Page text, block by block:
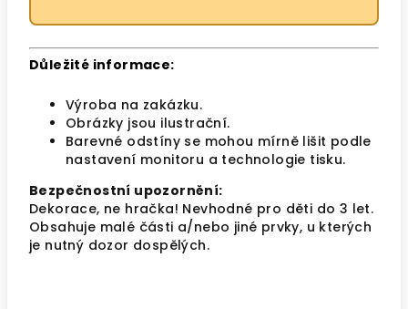
Důležité informace:
Výroba na zakázku.
Obrázky jsou ilustrační.
Barevné odstíny se mohou mírně lišit podle
nastavení monitoru a technologie tisku.
Bezpečnostní upozornění:
Dekorace, ne hračka! Nevhodné pro děti do 3 let.
Obsahuje malé části a/nebo jiné prvky, u kterých
je nutný dozor dospělých.